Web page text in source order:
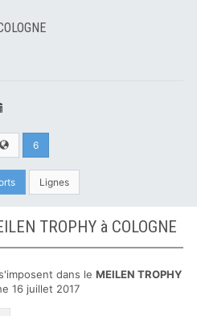
6
Lignes
TROPHY à COLOGNE
dans le MEILEN TROPHY
16 juillet 2017